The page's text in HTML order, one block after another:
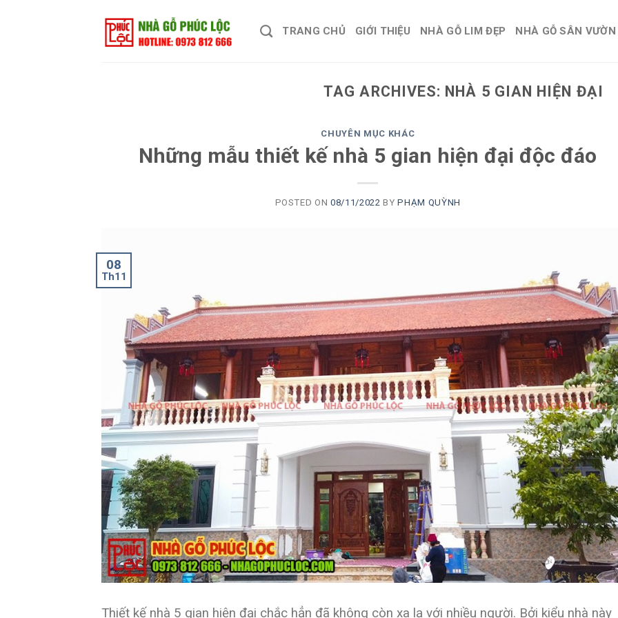
TRANG CHỦ GIỚI THIỆU NHÀ GỖ LIM ĐẸP NHÀ GỖ SÂN VƯỜN
TAG ARCHIVES: NHÀ 5 GIAN HIỆN ĐẠI
CHUYÊN MỤC KHÁC
Những mẫu thiết kế nhà 5 gian hiện đại độc đáo
POSTED ON08/11/2022 BYPHẠM QUỲNH
08
Th11
Thiết kế nhà 5 gian hiện đại chắc hẳn đã không còn xa lạ với nhiều người. Bởi kiểu nhà này